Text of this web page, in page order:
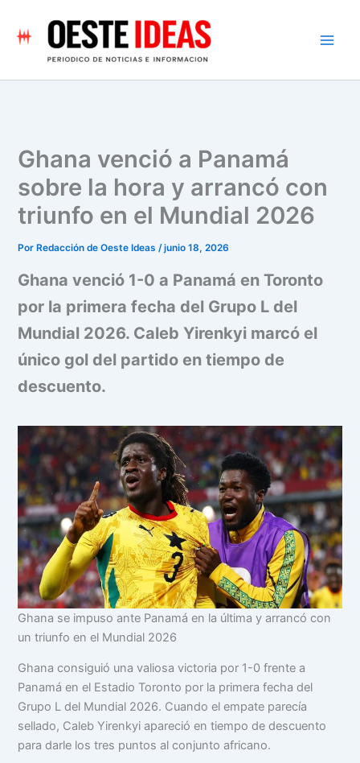
contenido
Ghana venció a Panamá
sobre la hora y arrancó con
triunfo en el Mundial 2026
Por Redacción de Oeste Ideas/junio 18, 2026
Ghana venció 1-0 a Panamá en Toronto
por la primera fecha del Grupo L del
Mundial 2026. Caleb Yirenkyi marcó el
único gol del partido en tiempo de
descuento.
Ghana se impuso ante Panamá en la última y arrancó con
un triunfo en el Mundial 2026
Ghana consiguió una valiosa victoria por 1-0 frente a
Panamá en el Estadio Toronto por la primera fecha del
Grupo L del Mundial 2026. Cuando el empate parecía
sellado, Caleb Yirenkyi apareció en tiempo de descuento
para darle los tres puntos al conjunto africano.